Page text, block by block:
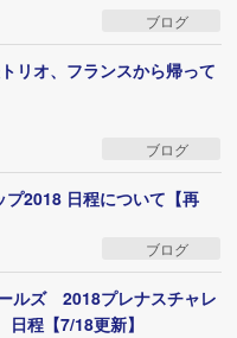
ブログ
リオ、フランスから帰って
ブログ
2018 日程について【再
ブログ
ルズ 2018プレナスチャレ
程【7/18更新】